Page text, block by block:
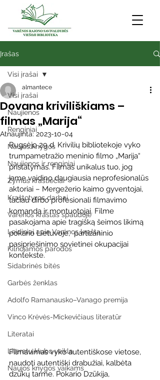
Įrašas
Visi įrašai
Naujienos
Renginiai
Naujos knygos
Naujienos ir renginiai
Žymūs kraštiečiai
Kraštotyros darbai
Varėnos kraštas spaudoje
Leidiniai apie Varėnos kraštą
Kilnojamos parodos
Sidabrinės bitės
Garbės ženklas
Adolfo Ramanausko–Vanago premija
Vinco Krėvės-Mickevičiaus literatūr
Literatai
Literatų klubo veikla
Naujos knygos vaikams
Visi įrašai
Dovana kriviliškiams –
filmas „Marija“
almantece
Atnaujinta:2023-10-04
Rugsėjo 29 d. Krivilių bibliotekoje vyko
trumpametražio meninio filmo „Marija“
pristatymas. Filmas unikalus tuo, jog
jame vaidino daugiausia neprofesionalūs
aktoriai – Mergežerio kaimo gyventojai,
tačiau dirbo profesionali filmavimo
komanda ir montuotojai. Filme
pasakojama apie tragišką šeimos likimą
pokario Lietuvoje,  partizaninio
pasipriešinimo sovietinei okupacijai
kontekste.
Filmavimas vyko autentiškose vietose,
naudoti autentiški drabužiai, kalbėta
dzūkų tarme. Pokario Dzūkija,